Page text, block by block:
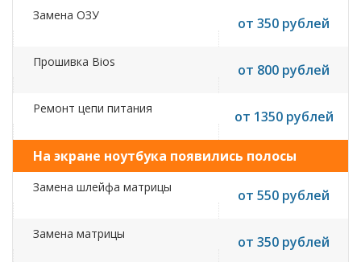
Замена ОЗУ от 350 рублей
Прошивка Bios от 800 рублей
Ремонт цепи питания от 1350 рублей
На экране ноутбука появились полосы
Замена шлейфа матрицы от 550 рублей
Замена матрицы от 350 рублей